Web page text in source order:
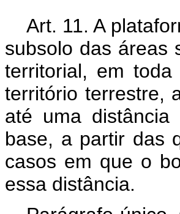
Art. 11. A
subsolo das áreas
territorial, em
território terrestre,
até uma
base, a partir das
casos em que o
essa distância.